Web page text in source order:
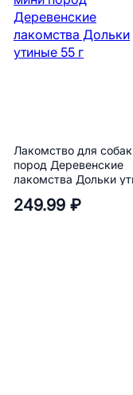
Лакомство для
пород Деревенские
лакомства Дольки
249.99 ₽